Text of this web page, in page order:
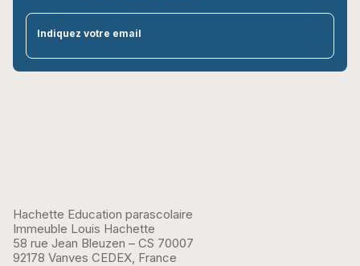
Indiquez votre email
Hachette Education parascolaire
Immeuble Louis Hachette
58 rue Jean Bleuzen – CS 70007
92178 Vanves CEDEX, France